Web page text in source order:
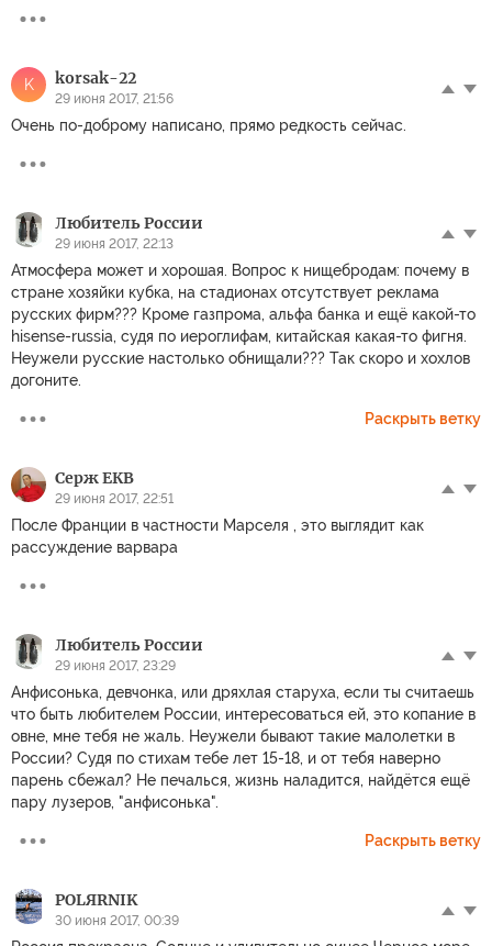
K korsak-22
29 июня 2017, 21:56
Очень по-доброму написано, прямо редкость сейчас.
Любитель России
29 июня 2017, 22:13
Атмосфера может и хорошая. Вопрос к нищебродам: почему в
стране хозяйки кубка, на стадионах отсутствует реклама
русских фирм??? Кроме газпрома, альфа банка и ещё какой-то
hisense-russia, судя по иероглифам, китайская какая-то фигня.
Неужели русские настолько обнищали??? Так скоро и хохлов
догоните.
Раскрыть ветку
Серж ЕКВ
29 июня 2017, 22:51
После Франции в частности Марселя , это выглядит как
рассуждение варвара
Любитель России
29 июня 2017, 23:29
Анфисонька, девчонка, или дряхлая старуха, если ты считаешь
что быть любителем России, интересоваться ей, это копание в
овне, мне тебя не жаль. Неужели бывают такие малолетки в
России? Судя по стихам тебе лет 15-18, и от тебя наверно
парень сбежал? Не печалься, жизнь наладится, найдётся ещё
пару лузеров, "анфисонька".
Раскрыть ветку
POLЯRNIK
30 июня 2017, 00:39